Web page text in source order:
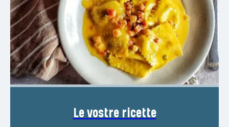
Le vostre ricette